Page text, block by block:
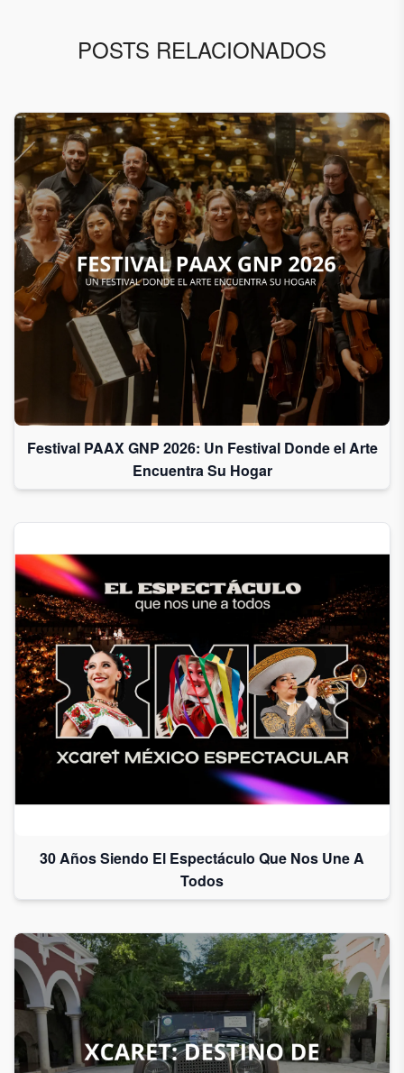
POSTS RELACIONADOS
Festival PAAX GNP 2026: Un Festival Donde el Arte
Encuentra Su Hogar
30 Años Siendo El Espectáculo Que Nos Une A
Todos